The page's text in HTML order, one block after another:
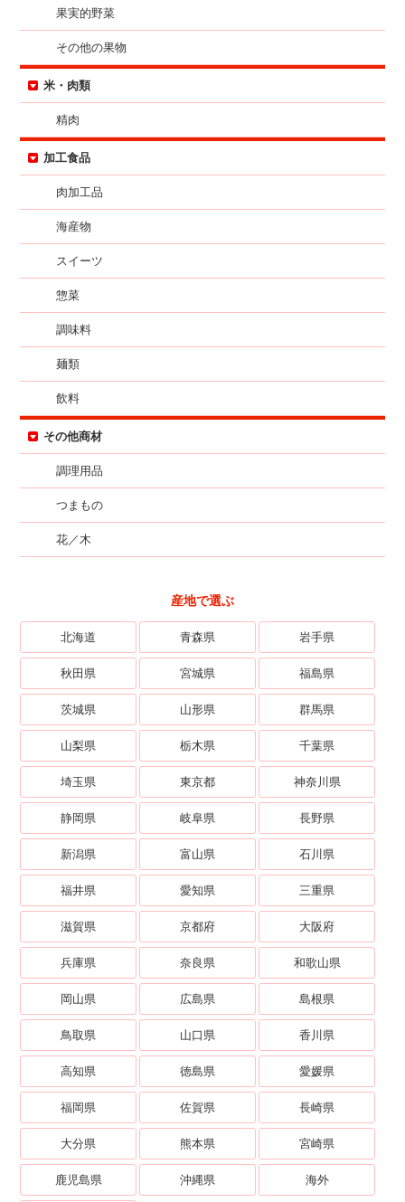
果実的野菜
その他の果物
米・肉類
精肉
加工食品
肉加工品
海産物
スイーツ
惣菜
調味料
麺類
飲料
その他商材
調理用品
つまもの
花／木
産地で選ぶ
北海道 青森県 岩手県
秋田県 宮城県 福島県
茨城県 山形県 群馬県
山梨県 栃木県 千葉県
埼玉県 東京都 神奈川県
静岡県 岐阜県 長野県
新潟県 富山県 石川県
福井県 愛知県 三重県
滋賀県 京都府 大阪府
兵庫県 奈良県 和歌山県
岡山県 広島県 島根県
鳥取県 山口県 香川県
高知県 徳島県 愛媛県
福岡県 佐賀県 長崎県
大分県 熊本県 宮崎県
鹿児島県 沖縄県 海外